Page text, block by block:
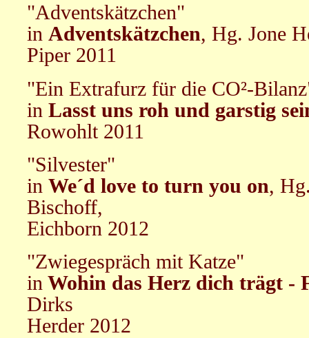
"Adventskätzchen"
in Adventskätzchen, Hg. Jone
Piper 2011
"Ein Extrafurz für die CO²-
in Lasst uns roh und garstig
Rowohlt 2011
"Silvester"
in We´d love to turn you on,
Bischoff,
Eichborn 2012
"Zwiegespräch mit Katze"
in Wohin das Herz dich trägt -
Dirks
Herder 2012